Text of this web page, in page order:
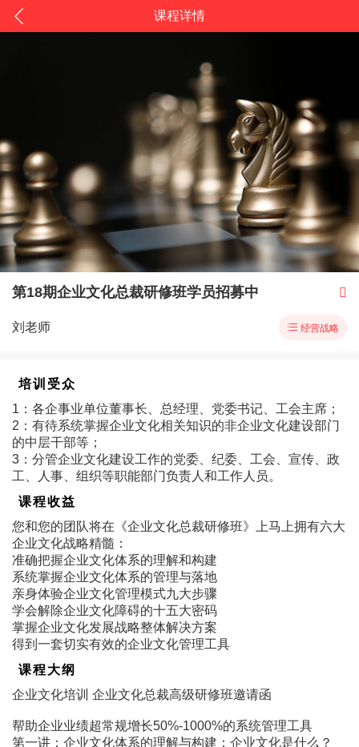
课程详情
第18期企业文化总裁研修班学员招募中 
刘老师  经营战略
培训受众
1：各企事业单位董事长、总经理、党委书记、工会主席；
2：有待系统掌握企业文化相关知识的非企业文化建设部门
的中层干部等；
3：分管企业文化建设工作的党委、纪委、工会、宣传、政
工、人事、组织等职能部门负责人和工作人员。
课程收益
您和您的团队将在《企业文化总裁研修班》上马上拥有六大
企业文化战略精髓：
准确把握企业文化体系的理解和构建
系统掌握企业文化体系的管理与落地
亲身体验企业文化管理模式九大步骤
学会解除企业文化障碍的十五大密码
掌握企业文化发展战略整体解决方案
得到一套切实有效的企业文化管理工具
课程大纲
企业文化培训 企业文化总裁高级研修班邀请函
帮助企业业绩超常规增长50%-1000%的系统管理工具
第一讲：企业文化体系的理解与构建：企业文化是什么？